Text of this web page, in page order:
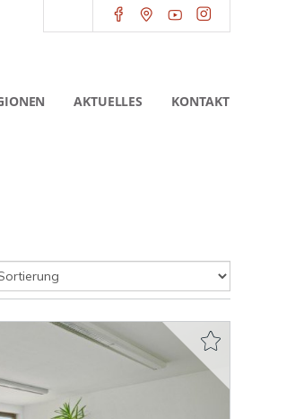
AKTUELLES KONTAKT